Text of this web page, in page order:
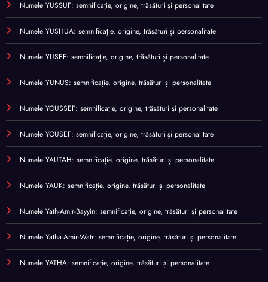
Numele YUSSUF: semnificație, origine, trăsături și personalitate
Numele YUSHUA: semnificație, origine, trăsături și personalitate
Numele YUSEF: semnificație, origine, trăsături și personalitate
Numele YUNUS: semnificație, origine, trăsături și personalitate
Numele YOUSSEF: semnificație, origine, trăsături și personalitate
Numele YOUSEF: semnificație, origine, trăsături și personalitate
Numele YAUTAH: semnificație, origine, trăsături și personalitate
Numele YAUK: semnificație, origine, trăsături și personalitate
Numele Yath-Amir-Bayyin: semnificație, origine, trăsături și personalitate
Numele Yatha-Amir-Watr: semnificație, origine, trăsături și personalitate
Numele YATHA: semnificație, origine, trăsături și personalitate